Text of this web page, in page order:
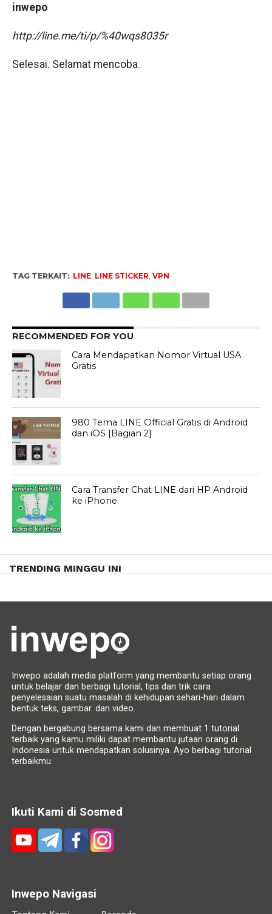
inwepo
http://line.me/ti/p/%40wqs8035r
Selesai. Selamat mencoba.
TAG TERKAIT: LINE, LINE STICKER VPN
RECOMMENDED FOR YOU
Cara Mendapatkan Nomor Virtual USA
Gratis
980 Tema LINE Official Gratis di Android
dan iOS [Bagian 2]
Cara Transfer Chat LINE dari HP Android
ke iPhone
TRENDING MINGGU INI
Inwepo adalah media platform yang membantu setiap orang
untuk belajar dan berbagi tutorial, tips dan trik cara
penyelesaian suatu masalah di kehidupan sehari-hari dalam
bentuk teks, gambar. dan video.
Dengan bergabung bersama kami dan membuat 1 tutorial
terbaik yang kamu miliki dapat membantu jutaan orang di
Indonesia untuk mendapatkan solusinya. Ayo berbagi tutorial
terbaikmu.
Ikuti Kami di Sosmed
Inwepo Navigasi